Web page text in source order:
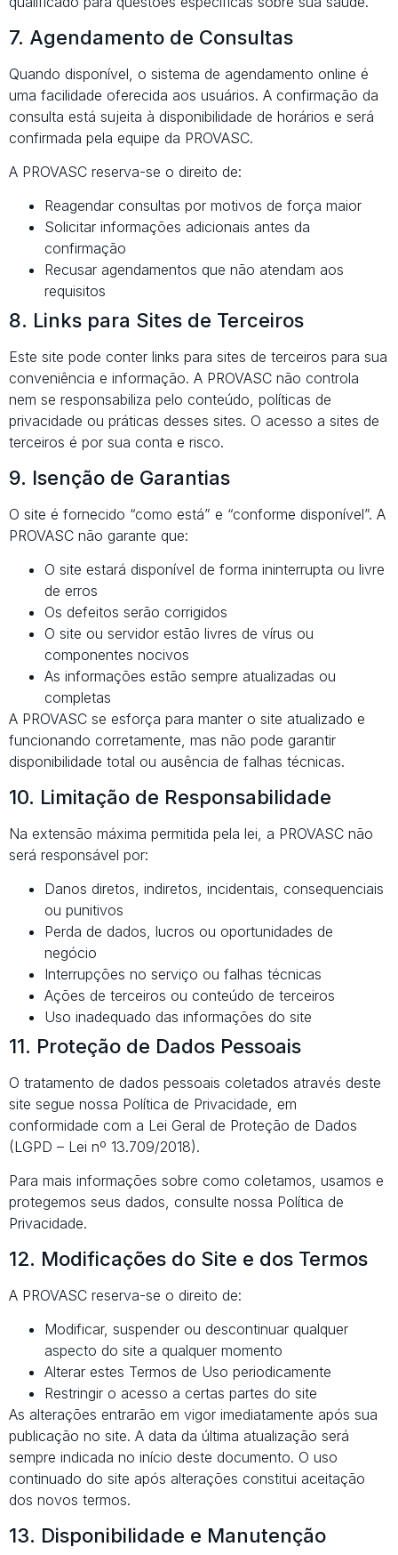
7. Agendamento de Consultas
Quando disponível, o sistema de agendamento online é
uma facilidade oferecida aos usuários. A confirmação da
consulta está sujeita à disponibilidade de horários e será
confirmada pela equipe da PROVASC.
A PROVASC reserva-se o direito de:
Reagendar consultas por motivos de força maior
Solicitar informações adicionais antes da
confirmação
Recusar agendamentos que não atendam aos
requisitos
8. Links para Sites de Terceiros
Este site pode conter links para sites de terceiros para sua
conveniência e informação. A PROVASC não controla
nem se responsabiliza pelo conteúdo, políticas de
privacidade ou práticas desses sites. O acesso a sites de
terceiros é por sua conta e risco.
9. Isenção de Garantias
O site é fornecido “como está” e “conforme disponível”. A
PROVASC não garante que:
O site estará disponível de forma ininterrupta ou livre
de erros
Os defeitos serão corrigidos
O site ou servidor estão livres de vírus ou
componentes nocivos
As informações estão sempre atualizadas ou
completas
A PROVASC se esforça para manter o site atualizado e
funcionando corretamente, mas não pode garantir
disponibilidade total ou ausência de falhas técnicas.
10. Limitação de Responsabilidade
Na extensão máxima permitida pela lei, a PROVASC não
será responsável por:
Danos diretos, indiretos, incidentais, consequenciais
ou punitivos
Perda de dados, lucros ou oportunidades de
negócio
Interrupções no serviço ou falhas técnicas
Ações de terceiros ou conteúdo de terceiros
Uso inadequado das informações do site
11. Proteção de Dados Pessoais
O tratamento de dados pessoais coletados através deste
site segue nossa Política de Privacidade, em
conformidade com a Lei Geral de Proteção de Dados
(LGPD – Lei nº 13.709/2018).
Para mais informações sobre como coletamos, usamos e
protegemos seus dados, consulte nossa Política de
Privacidade.
12. Modificações do Site e dos Termos
A PROVASC reserva-se o direito de:
Modificar, suspender ou descontinuar qualquer
aspecto do site a qualquer momento
Alterar estes Termos de Uso periodicamente
Restringir o acesso a certas partes do site
As alterações entrarão em vigor imediatamente após sua
publicação no site. A data da última atualização será
sempre indicada no início deste documento. O uso
continuado do site após alterações constitui aceitação
dos novos termos.
13. Disponibilidade e Manutenção